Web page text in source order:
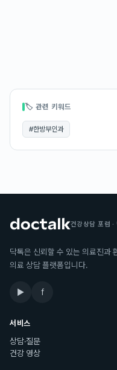
🏷 관련 키워드
#한방부인과
건강상담 포럼 ·
닥톡은 신뢰할 수 있는 의료진과
의료 상담 플랫폼입니다.
▶ f
서비스
상담·질문
건강 영상